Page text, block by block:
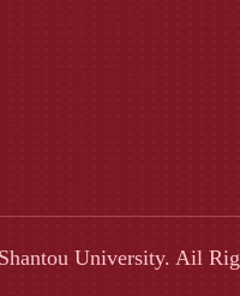
University. Ail